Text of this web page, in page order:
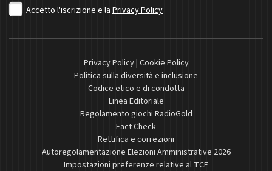
Accetto l'iscrizione e la Privacy Policy
Privacy Policy| Cookie Policy
Politica sulla diversità e inclusione
Codice etico e di condotta
Linea Editoriale
Regolamento giochi RadioGold
Fact Check
Rettifica e correzioni
Autoregolamentazione Elezioni Amministrative 2026
Impostazioni preferenze relative al TCF